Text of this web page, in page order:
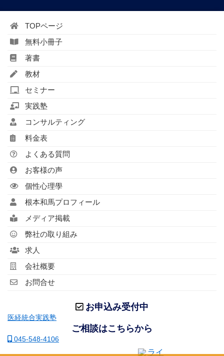
TOPページ
無料小冊子
著書
教材
セミナー
実践塾
コンサルティング
料金表
よくある質問
お客様の声
個性心理學
根本和馬プロフィール
メディア掲載
弊社の取り組み
求人
会社概要
お問合せ
お申込み受付中
医経統合実践塾
ご相談はこちらから
045-548-4106